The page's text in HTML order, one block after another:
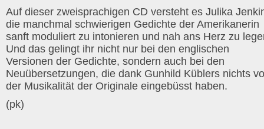
Auf dieser zweisprachigen CD versteht es Julika
die manchmal schwierigen Gedichte der Amerikanerin
sanft moduliert zu intonieren und nah ans Herz zu
Und das gelingt ihr nicht nur bei den englischen
Versionen der Gedichte, sondern auch bei den
Neuübersetzungen, die dank Gunhild Küblers nichts
der Musikalität der Originale eingebüsst haben.
(pk)